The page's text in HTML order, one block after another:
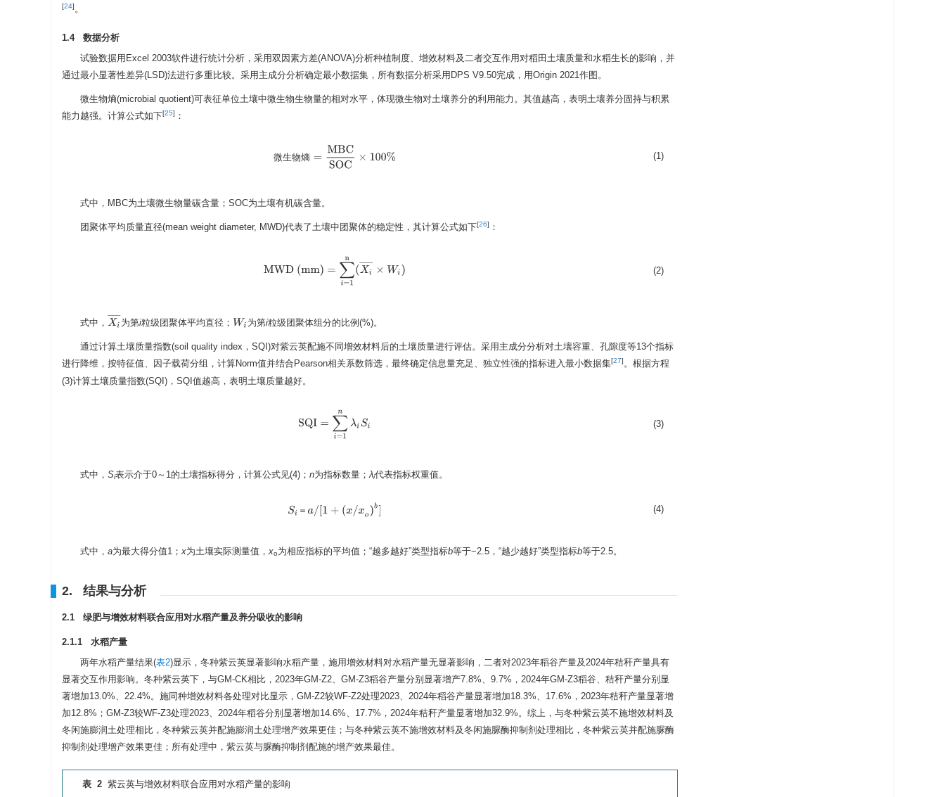
[24]。
1.4 数据分析
试验数据用Excel 2003软件进行统计分析，采用双因素方差(ANOVA)分析种植制度、增效材料及二者交互作用对稻田土壤质量和水稻生长的影响，并
通过最小显著性差异(LSD)法进行多重比较。采用主成分分析确定最小数据集，所有数据分析采用DPS V9.50完成，用Origin 2021作图。
微生物熵(microbial quotient)可表征单位土壤中微生物生物量的相对水平，体现微生物对土壤养分的利用能力。其值越高，表明土壤养分固持与积累
能力越强。计算公式如下[25] ：
微生物熵
微 生 物熵 MBCSOC 100 %
(1)
式中，MBC为土壤微生物量碳含量；SOC为土壤有机碳含量。
团聚体平均质量直径(mean weight diameter, MWD)代表了土壤中团聚体的稳定性，其计算公式如下[26] ：
=1n Xi¯×
(2)
式中， Xi¯为第i粒级团聚体平均直径； Wi 为第i粒级团聚体组分的比例(%)。
通过计算土壤质量指数(soil quality index，SQI)对紫云英配施不同增效材料后的土壤质量进行评估。采用主成分分析对土壤容重、孔隙度等13个指标
进行降维，按特征值、因子载荷分组，计算Norm值并结合Pearson相关系数筛选，最终确定信息量充足、独立性强的指标进入最小数据集[27]。根据方程
(3)计算土壤质量指数(SQI)，SQI值越高，表明土壤质量越好。
i=1n
(3)
式中， Si表示介于0～1的土壤指标得分，计算公式见(4)； n为指标数量；λi代表指标权重值。
＝
S i＝a/[ 1+( x/x o)b (4)
式中， a为最大得分值1；x为土壤实际测量值，xo为相应指标的平均值；“越多越好”类型指标b等于−2.5，“越少越好”类型指标b等于2.5。
2. 结果与分析
2.1 绿肥与增效材料联合应用对水稻产量及养分吸收的影响
2.1.1 水稻产量
两年水稻产量结果(表2)显示，冬种紫云英显著影响水稻产量，施用增效材料对水稻产量无显著影响，二者对2023年稻谷产量及2024年秸秆产量具有
显著交互作用影响。冬种紫云英下，与GM-CK相比，2023年GM-Z2、GM-Z3稻谷产量分别显著增产7.8%、9.7%，2024年GM-Z3稻谷、秸秆产量分别显
著增加13.0%、22.4%。施同种增效材料各处理对比显示，GM-Z2较WF-Z2处理2023、2024年稻谷产量显著增加18.3%、17.6%，2023年秸秆产量显著增
加12.8%；GM-Z3较WF-Z3处理2023、2024年稻谷分别显著增加14.6%、17.7%，2024年秸秆产量显著增加32.9%。综上，与冬种紫云英不施增效材料及
冬闲施膨润土处理相比，冬种紫云英并配施膨润土处理增产效果更佳；与冬种紫云英不施增效材料及冬闲施脲酶抑制剂处理相比，冬种紫云英并配施脲酶
抑制剂处理增产效果更佳；所有处理中，紫云英与脲酶抑制剂配施的增产效果最佳。
表 2 紫云英与增效材料联合应用对水稻产量的影响